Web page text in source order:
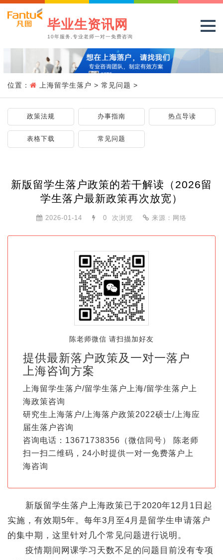
毕业生资讯网
10年服务,专业老师一对一免费咨询
位置： 上海留学生落户 > 常见问题 >
政策法规 办事指南 热点导读
表格下载 常见问题
新版留学生落户政策的若干解读（2026留
学生落户最新政策再次放宽）
2026-01-14 0 次浏览 来源：网络
陈老师微信 请扫描加好友
提供最新落户政策及一对一落户
上海咨询方案
上海留学生落户/留学生落户上海/留学生落户上
海政策咨询
研究生上海落户/上海落户政策2022硕士/上海应
届生落户咨询
咨询电话：13671738356（微信同号） 陈老师
扫一扫二维码，24小时提供一对一免费落户上
海咨询
新版留学生落户上海政策已于2020年12月1日起
实施，有效期5年。每年3月至4月是留学生申请落户
的集中期，这里针对几个常见问题进行说明。
疫情期间网课学习天数不足的问题目前没有专项